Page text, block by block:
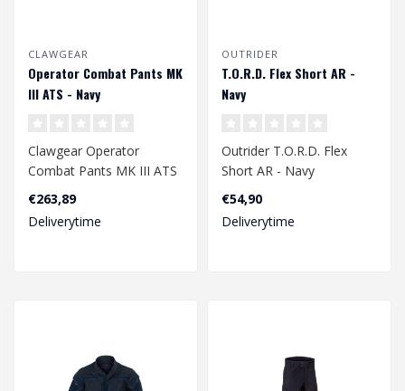
CLAWGEAR
Operator Combat Pants MK
III ATS - Navy
Clawgear Operator
Combat Pants MK III ATS
€263,89
Deliverytime
OUTRIDER
T.O.R.D. Flex Short AR -
Navy
Outrider T.O.R.D. Flex
Short AR - Navy
€54,90
Deliverytime